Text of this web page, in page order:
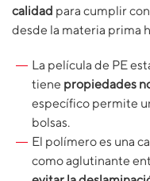
calidad para cumplir
desde la materia prima
La película de PE
tiene propiedades
específico permite
bolsas.
El polímero es una
como aglutinante